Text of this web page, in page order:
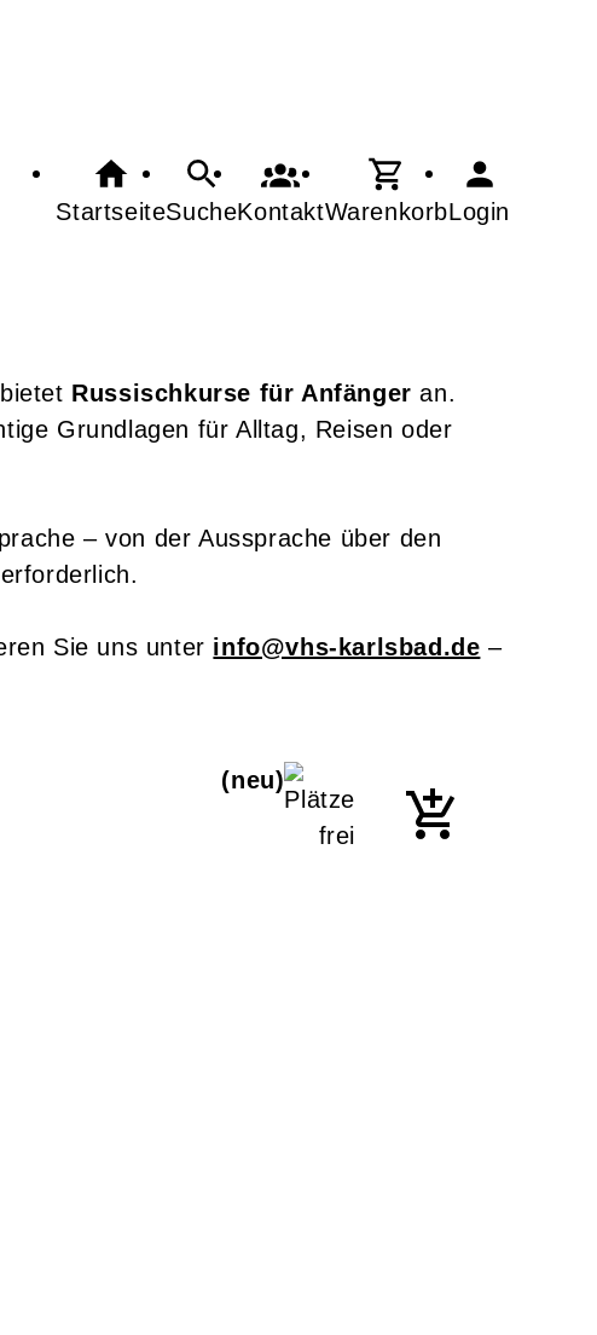
StartseiteSucheKontaktWarenkorbLogin
bietet Russischkurse für Anfänger an.
Grundlagen für Alltag, Reisen oder
– von der Aussprache über den
Sie uns unter info@vhs-karlsbad.de –
neu